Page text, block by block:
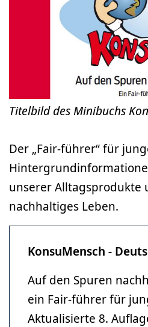
Titelbild des Minibuchs
Der „Fair-führer“ für
unserer Alltagsprodukte
nachhaltiges Leben.
KonsuMensch -
Auf den Spuren
ein Fair-führer für
Aktualisierte 8.